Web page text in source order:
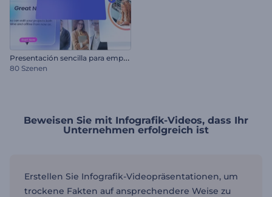
P
resentación sencilla para empresas
80 Szenen
Beweisen Sie mit Infografik-Videos, dass Ihr
Unternehmen erfolgreich ist
Erstellen Sie Infografik-Videopräsentationen, um
trockene Fakten auf ansprechendere Weise zu